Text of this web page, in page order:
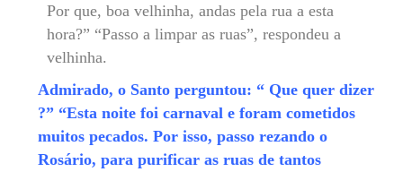
Por que, boa velhinha, andas pela rua a esta
hora?” “Passo a limpar as ruas”, respondeu a
velhinha.
Admirado, o Santo perguntou: “ Que quer dizer
?” “Esta noite foi carnaval e foram cometidos
muitos pecados. Por isso, passo rezando o
Rosário, para purificar as ruas de tantos